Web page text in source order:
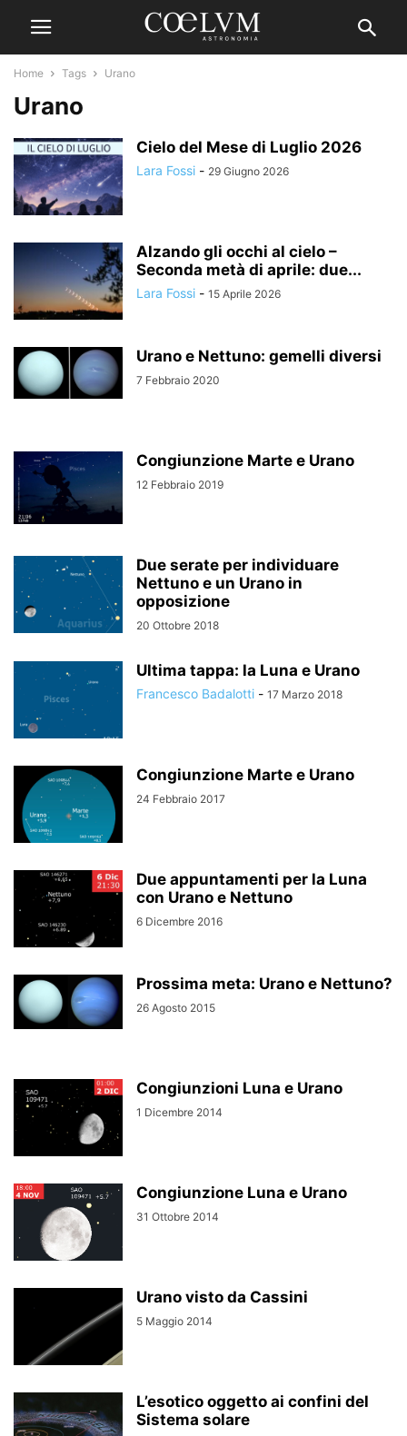
Home Tags Urano
Urano
Cielo del Mese di Luglio 2026
Lara Fossi - 29 Giugno 2026
Alzando gli occhi al cielo –
Seconda metà di aprile: due...
Lara Fossi - 15 Aprile 2026
Urano e Nettuno: gemelli diversi
7 Febbraio 2020
Congiunzione Marte e Urano
12 Febbraio 2019
Due serate per individuare
Nettuno e un Urano in
opposizione
20 Ottobre 2018
Ultima tappa: la Luna e Urano
Francesco Badalotti - 17 Marzo 2018
Congiunzione Marte e Urano
24 Febbraio 2017
Due appuntamenti per la Luna
con Urano e Nettuno
6 Dicembre 2016
Prossima meta: Urano e Nettuno?
26 Agosto 2015
Congiunzioni Luna e Urano
1 Dicembre 2014
Congiunzione Luna e Urano
31 Ottobre 2014
Urano visto da Cassini
5 Maggio 2014
L’esotico oggetto ai confini del
Sistema solare